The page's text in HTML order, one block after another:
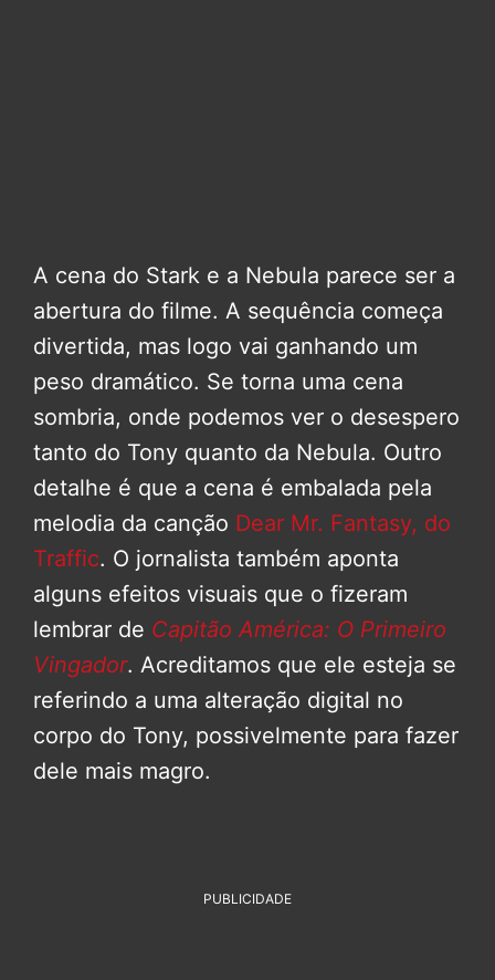
A cena do Stark e a Nebula parece ser a
abertura do filme. A sequência começa
divertida, mas logo vai ganhando um
peso dramático. Se torna uma cena
sombria, onde podemos ver o desespero
tanto do Tony quanto da Nebula. Outro
detalhe é que a cena é embalada pela
melodia da canção Dear Mr. Fantasy, do
Traffic. O jornalista também aponta
alguns efeitos visuais que o fizeram
lembrar de Capitão América: O Primeiro
Vingador. Acreditamos que ele esteja se
referindo a uma alteração digital no
corpo do Tony, possivelmente para fazer
dele mais magro.
PUBLICIDADE